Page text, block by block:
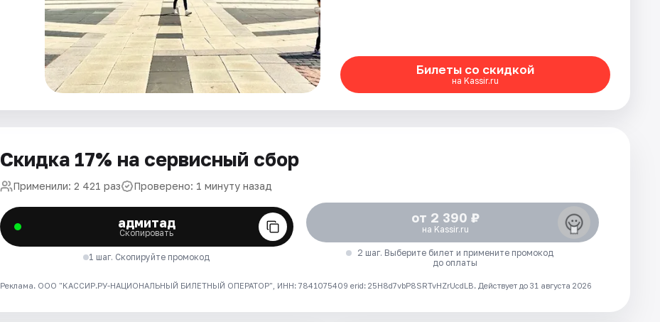
Билеты со скидкой
на Kassir.ru
Скидка 17% на сервисный сбор
Применили: 2 421 раз Проверено: 1 минуту назад
адмитад
Скопировать
1 шаг. Скопируйте промокод
от 2 390 ₽
на Kassir.ru
2 шаг. Выберите билет и примените промокод
до оплаты
Реклама. ООО "КАССИР.РУ-НАЦИОНАЛЬНЫЙ БИЛЕТНЫЙ ОПЕРАТОР", ИНН: 7841075409 erid: 25H8d7vbP8SRTvHZrUcdLB. Действует до 31 августа 2026